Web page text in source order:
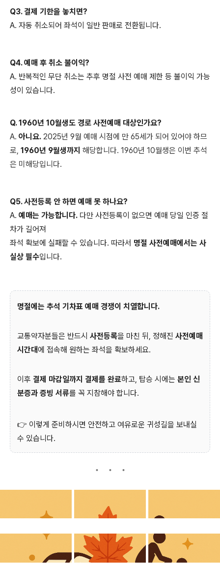
Q3. 결제 기한을 놓치면?
A. 자동 취소되어 좌석이 일반 판매로 전환됩니다.
Q4. 예매 후 취소 불이익?
A. 반복적인 무단 취소는 추후 명절 사전 예매 제한 등 불이익 가능
성이 있습니다.
Q. 1960년 10월생도 경로 사전예매 대상인가요?
A. 아니요. 2025년 9월 예매 시점에 만 65세가 되어 있어야 하므
로, 1960년 9월생까지 해당합니다. 1960년 10월생은 이번 추석
은 미해당입니다.
Q5. 사전등록 안 하면 예매 못 하나요?
A. 예매는 가능합니다. 다만 사전등록이 없으면 예매 당일 인증 절
차가 길어져
좌석 확보에 실패할 수 있습니다. 따라서 명절 사전예매에서는 사
실상 필수입니다.
명절에는 추석 기차표 예매 경쟁이 치열합니다.
교통약자분들은 반드시 사전등록을 마친 뒤, 정해진 사전예매
시간대에 접속해 원하는 좌석을 확보하세요.
이후 결제 마감일까지 결제를 완료하고, 탑승 시에는 본인 신
분증과 증빙 서류를 꼭 지참해야 합니다.
👉 이렇게 준비하시면 안전하고 여유로운 귀성길을 보내실
수 있습니다.